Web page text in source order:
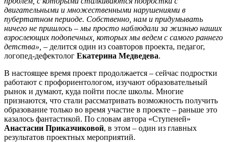
двигательными и множественными нарушениями в
пубертатном периоде. Собственно, нам и придумывать
ничего не пришлось – мы просто наблюдали за жизнью наших
взрослеющих подопечных, которых мы ведем с самого раннего
детства», – делится один из соавторов проекта, педагог,
логопед-дефектолог Екатерина Медведева.
В настоящее время проект продолжается – сейчас подростки
работают с профориентологом, изучают образовательный
рынок и думают, куда пойти после школы. Многие
признаются, что стали рассматривать возможность получить
образование только во время участие в проекте – раньше это
казалось фантастикой. По словам автора «Ступеней»
Анастасии Приказчиковой, в этом – один из главных
результатов проектных мероприятий.